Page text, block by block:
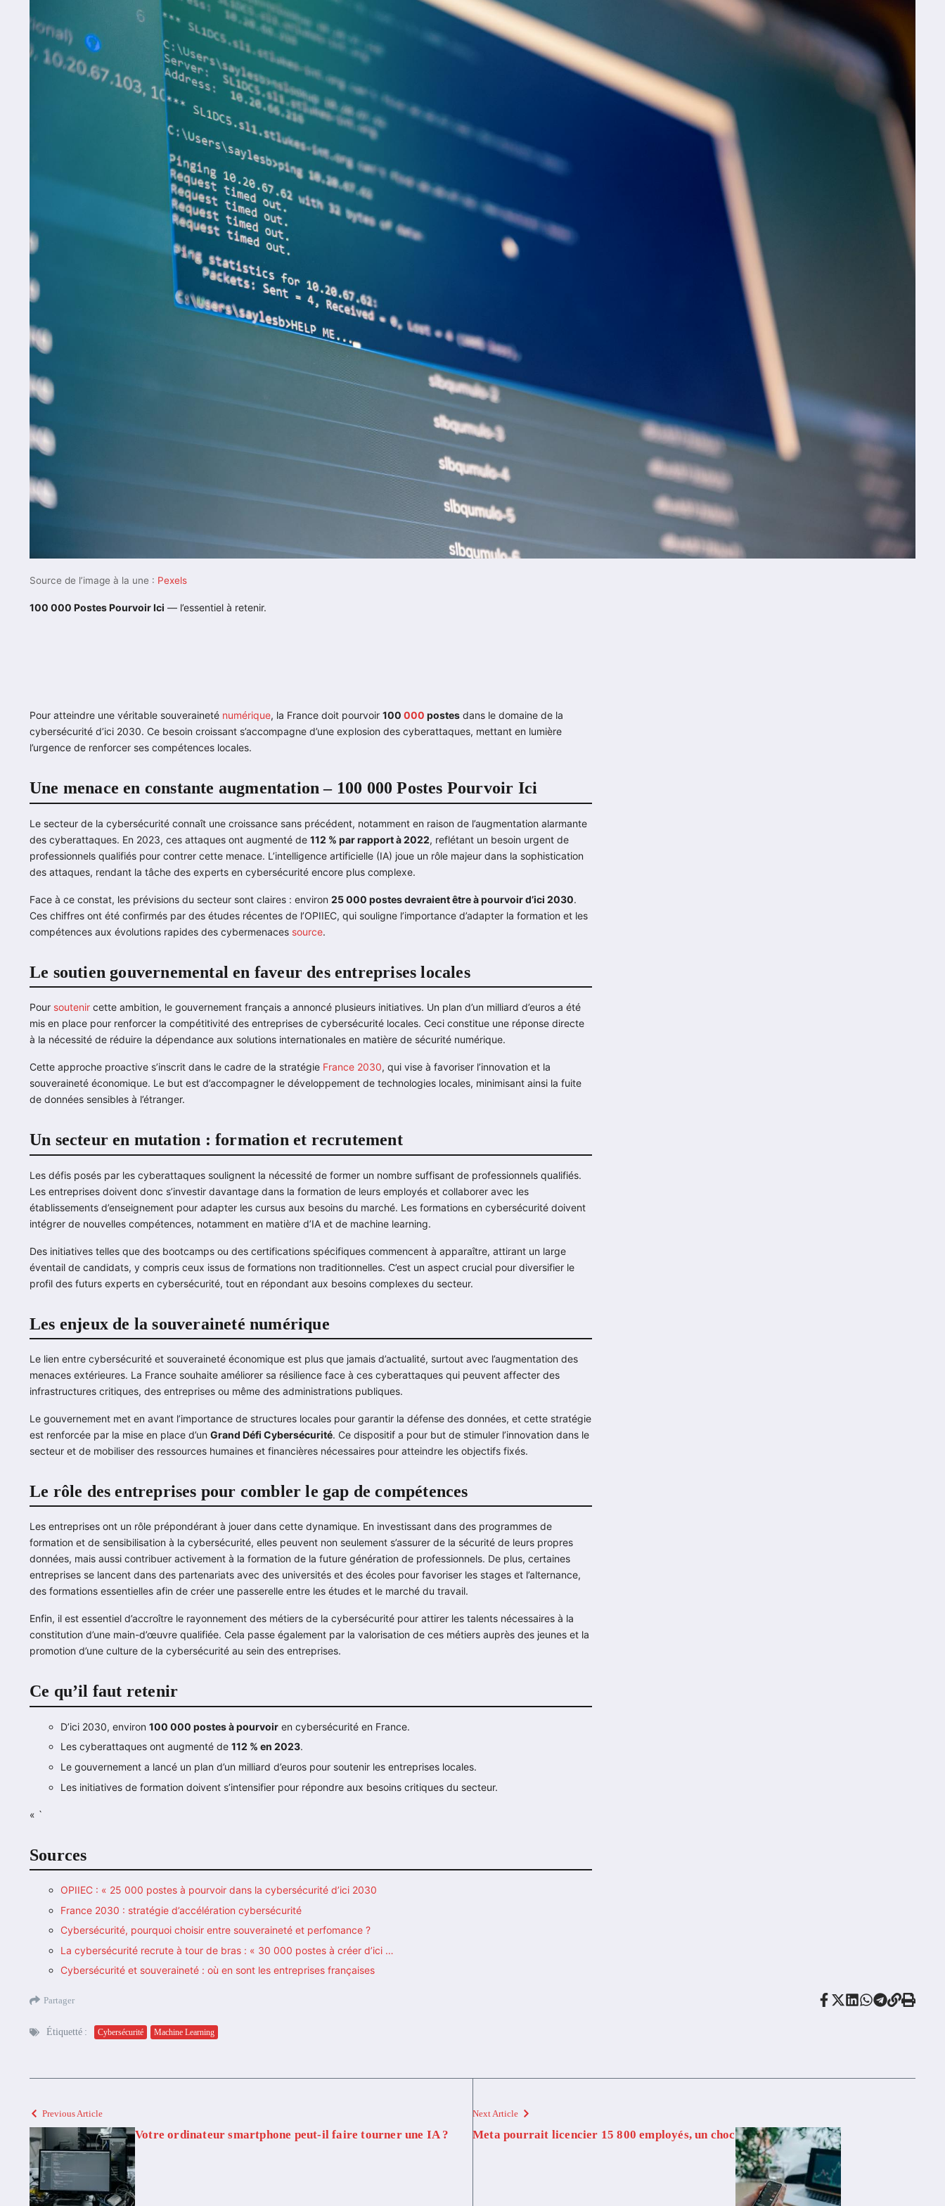
Source de l’image à la une : Pexels
100 000 Postes Pourvoir Ici — l’essentiel à retenir.
Pour atteindre une véritable souveraineté numérique, la France doit pourvoir 100 000 postes dans le domaine de la
cybersécurité d’ici 2030. Ce besoin croissant s’accompagne d’une explosion des cyberattaques, mettant en lumière
l’urgence de renforcer ses compétences locales.
Une menace en constante augmentation – 100 000 Postes Pourvoir Ici
Le secteur de la cybersécurité connaît une croissance sans précédent, notamment en raison de l’augmentation alarmante
des cyberattaques. En 2023, ces attaques ont augmenté de 112 % par rapport à 2022, reflétant un besoin urgent de
professionnels qualifiés pour contrer cette menace. L’intelligence artificielle (IA) joue un rôle majeur dans la sophistication
des attaques, rendant la tâche des experts en cybersécurité encore plus complexe.
Face à ce constat, les prévisions du secteur sont claires : environ 25 000 postes devraient être à pourvoir d’ici 2030.
Ces chiffres ont été confirmés par des études récentes de l’OPIIEC, qui souligne l’importance d’adapter la formation et les
compétences aux évolutions rapides des cybermenaces source.
Le soutien gouvernemental en faveur des entreprises locales
Pour soutenir cette ambition, le gouvernement français a annoncé plusieurs initiatives. Un plan d’un milliard d’euros a été
mis en place pour renforcer la compétitivité des entreprises de cybersécurité locales. Ceci constitue une réponse directe
à la nécessité de réduire la dépendance aux solutions internationales en matière de sécurité numérique.
Cette approche proactive s’inscrit dans le cadre de la stratégie France 2030, qui vise à favoriser l’innovation et la
souveraineté économique. Le but est d’accompagner le développement de technologies locales, minimisant ainsi la fuite
de données sensibles à l’étranger.
Un secteur en mutation : formation et recrutement
Les défis posés par les cyberattaques soulignent la nécessité de former un nombre suffisant de professionnels qualifiés.
Les entreprises doivent donc s’investir davantage dans la formation de leurs employés et collaborer avec les
établissements d’enseignement pour adapter les cursus aux besoins du marché. Les formations en cybersécurité doivent
intégrer de nouvelles compétences, notamment en matière d’IA et de machine learning.
Des initiatives telles que des bootcamps ou des certifications spécifiques commencent à apparaître, attirant un large
éventail de candidats, y compris ceux issus de formations non traditionnelles. C’est un aspect crucial pour diversifier le
profil des futurs experts en cybersécurité, tout en répondant aux besoins complexes du secteur.
Les enjeux de la souveraineté numérique
Le lien entre cybersécurité et souveraineté économique est plus que jamais d’actualité, surtout avec l’augmentation des
menaces extérieures. La France souhaite améliorer sa résilience face à ces cyberattaques qui peuvent affecter des
infrastructures critiques, des entreprises ou même des administrations publiques.
Le gouvernement met en avant l’importance de structures locales pour garantir la défense des données, et cette stratégie
est renforcée par la mise en place d’un Grand Défi Cybersécurité. Ce dispositif a pour but de stimuler l’innovation dans le
secteur et de mobiliser des ressources humaines et financières nécessaires pour atteindre les objectifs fixés.
Le rôle des entreprises pour combler le gap de compétences
Les entreprises ont un rôle prépondérant à jouer dans cette dynamique. En investissant dans des programmes de
formation et de sensibilisation à la cybersécurité, elles peuvent non seulement s’assurer de la sécurité de leurs propres
données, mais aussi contribuer activement à la formation de la future génération de professionnels. De plus, certaines
entreprises se lancent dans des partenariats avec des universités et des écoles pour favoriser les stages et l’alternance,
des formations essentielles afin de créer une passerelle entre les études et le marché du travail.
Enfin, il est essentiel d’accroître le rayonnement des métiers de la cybersécurité pour attirer les talents nécessaires à la
constitution d’une main-d’œuvre qualifiée. Cela passe également par la valorisation de ces métiers auprès des jeunes et la
promotion d’une culture de la cybersécurité au sein des entreprises.
Ce qu’il faut retenir
D’ici 2030, environ 100 000 postes à pourvoir en cybersécurité en France.
Les cyberattaques ont augmenté de 112 % en 2023.
Le gouvernement a lancé un plan d’un milliard d’euros pour soutenir les entreprises locales.
Les initiatives de formation doivent s’intensifier pour répondre aux besoins critiques du secteur.
« `
Sources
OPIIEC : « 25 000 postes à pourvoir dans la cybersécurité d’ici 2030
France 2030 : stratégie d’accélération cybersécurité
Cybersécurité, pourquoi choisir entre souveraineté et perfomance ?
La cybersécurité recrute à tour de bras : « 30 000 postes à créer d’ici …
Cybersécurité et souveraineté : où en sont les entreprises françaises
Partager
Étiquetté : Cybersécurité Machine Learning
Previous Article
Votre ordinateur smartphone peut-il faire tourner une IA ?
Next Article
Meta pourrait licencier 15 800 employés, un choc